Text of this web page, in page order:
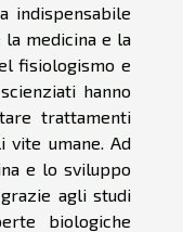
indispensabile
medicina e la
fisiologismo e
hanno
trattamenti
vite umane. Ad
e lo sviluppo
agli studi
biologiche